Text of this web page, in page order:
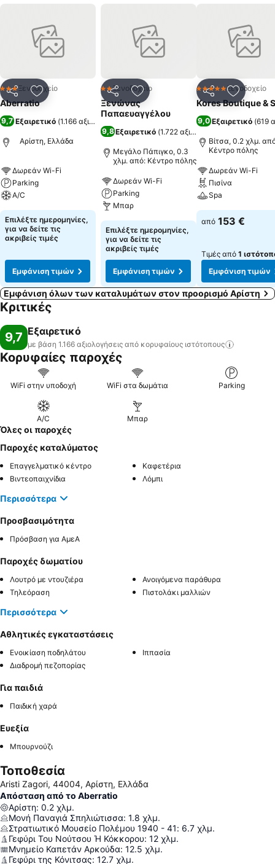
απολαύσετε τον καφέ σας στην βιβλιοθήκη και το βράδυ να
επιλέξετε το ποτό ή το παραδοσιακό τσίπουρο στο κύριο σαλόνι.
Η κουζίνα προσφέρει εκλεκτές γεύσεις, παρασκευασμένα με
ΚοινοποίησηΠροσθήκη στα αγαπημένα
3 ΑστέριαΞενοδοχείο
Aberratio
9,7 Εξαιρετικό (1.166 αξιολογήσεις
Αρίστη, Ελλάδα
Δωρεάν Wi-Fi
Parking
A/C
Επιλέξτε ημερομηνίες,
για να δείτε τις
ακριβείς τιμές
Εμφάνιση τιμών
ΚοινοποίησηΠροσθήκη στα αγαπημένα
2 Αστέρια
Ξενοδοχείο
Ξενώνας
Παπαευαγγέλου
9,8Εξαιρετικό (1.722 αξιολογήσεις
Μεγάλο Πάπιγκο, 0.3
χλμ. από: Κέντρο πόλης
Δωρεάν Wi-Fi
Parking
Μπαρ
Επιλέξτε ημερομηνίες,
για να δείτε τις
ακριβείς τιμές
Εμφάνιση τιμών
Κοινοποίηση
5 ΑστέριαΞενοδοχείο
Kores Boutique &
9,0 Εξαιρετικό (619
Βίτσα, 0.2 χλμ.
Κέντρο πόλης
Δωρεάν Wi-Fi
Πισίνα
Spa
από 153 €
Τιμές από 1
Εμφάνιση τιμών
Εμφάνιση όλων των καταλυμάτων στον προορισμό Αρίστη
Κριτικές
9,7 Εξαιρετικό
με βάση 1.166 αξιολογήσεις από κορυφαίους ιστότοπους
Κορυφαίες παροχές
WiFi στην υποδοχή WiFi στα δωμάτια Parking
A/C Μπαρ
Όλες οι παροχές
Παροχές καταλύματος
Επαγγελματικό κέντρο
Καφετέρια
Βιντεοπαιχνίδια
Λόμπι
Περισσότερα
Προσβασιμότητα
Πρόσβαση για ΑμεΑ
Παροχές δωματίου
Λουτρό με ντουζιέρα
Ανοιγόμενα παράθυρα
Τηλεόραση
Πιστολάκι μαλλιών
Περισσότερα
Αθλητικές εγκαταστάσεις
Ενοικίαση ποδηλάτου
Ιππασία
Διαδρομή πεζοπορίας
Για παιδιά
Παιδική χαρά
Ευεξία
Μπουρνούζι
Τοποθεσία
Aristi Zagori, 44004, Αρίστη, Ελλάδα
Απόσταση από το Aberratio
Αρίστη: 0.2 χλμ.
Μονή Παναγιά Σπηλιώτισσα: 1.8 χλμ.
Στρατιωτικό Μουσείο Πολέμου 1940 - 41: 6.7 χλμ.
Γεφύρι Του Νούτσου Ή Κόκκορου: 12 χλμ.
Μνημείο Καπετάν Αρκούδα: 12.5 χλμ.
Γεφύρι της Κόνιτσας: 12.7 χλμ.